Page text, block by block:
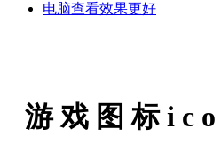
电脑查看效果更好
游戏图标